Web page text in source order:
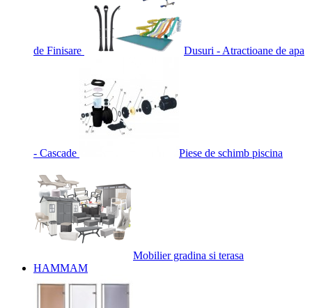
de Finisare Dusuri - Atractioane de apa
- Cascade Piese de schimb piscina
Mobilier gradina si terasa
HAMMAM